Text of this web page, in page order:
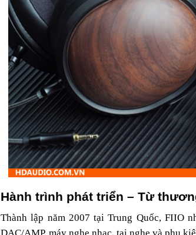
Hành trình phát triển – Từ
Thành lập năm 2007 tại Trung Quốc, FIIO
DAC/AMP, máy nghe nhạc, tai nghe và phụ